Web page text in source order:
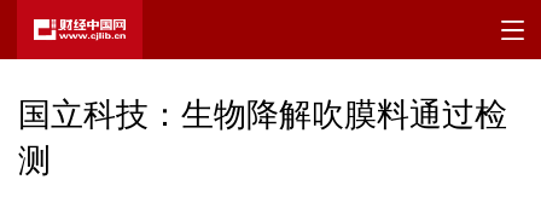
国立科技：生物降解吹膜料通过检
测